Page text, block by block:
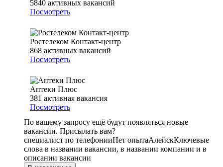
5840 активных вакансий
Посмотреть
Ростелеком Контакт-центр
868 активных вакансий
Посмотреть
Аптеки Плюс
381 активная вакансия
Посмотреть
По вашему запросу ещё будут появляться новые
вакансии. Присылать вам?
специалист по телефонииНет опытаАлейскКлючевые
слова в названии вакансии, в названии компании и в
описании вакансии